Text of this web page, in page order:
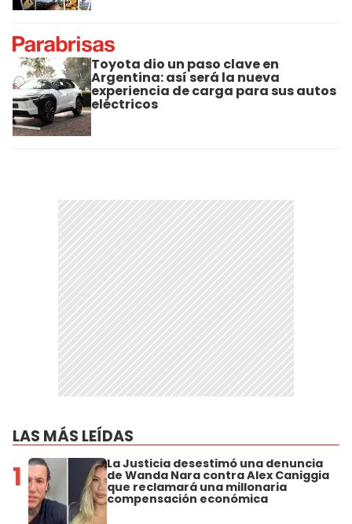
Toyota dio un paso clave en
Argentina: así será la nueva
experiencia de carga para sus autos
eléctricos
LAS MÁS LEÍDAS
1 La Justicia desestimó una denuncia
de Wanda Nara contra Alex Caniggia
que reclamará una millonaria
compensación económica